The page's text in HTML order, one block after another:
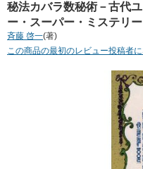
秘法カバラ数秘術－古代
ー・スーパー・ミステリ
斉藤 啓一(著)
この商品の最初のレビュー投稿者